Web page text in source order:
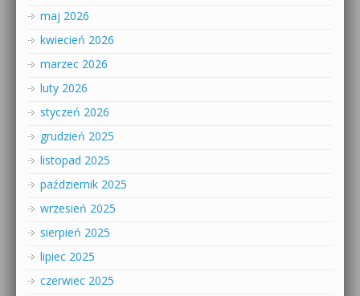
maj 2026
kwiecień 2026
marzec 2026
luty 2026
styczeń 2026
grudzień 2025
listopad 2025
październik 2025
wrzesień 2025
sierpień 2025
lipiec 2025
czerwiec 2025